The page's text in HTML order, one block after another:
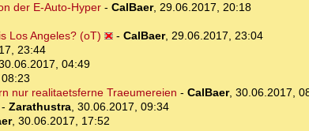
der E-Auto-Hyper- CalBaer, 29.06.2017, 20:18
Los Angeles? (oT)
- CalBaer, 29.06.2017, 23:04
23:44
04:49
nur realitaetsferne Traeumereien - CalBaer, 30.06.2017,
- Zarathustra, 30.06.2017, 09:34
, 30.06.2017, 17:52